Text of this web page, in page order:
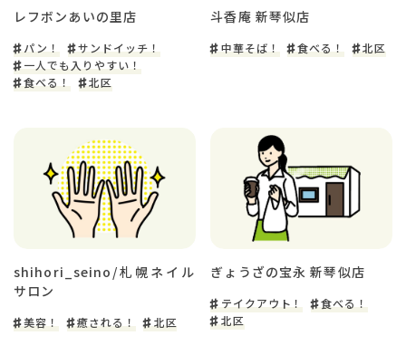
レフボンあいの里店
パン！
サンドイッチ！
一人でも入りやすい！
食べる！
北区
斗香庵 新琴似店
中華そば！ 食べる！ 北区
shihori_seino/札幌ネイル
サロン
美容！ 癒される！ 北区
ぎょうざの宝永 新琴似店
テイクアウト！
食べる！
北区